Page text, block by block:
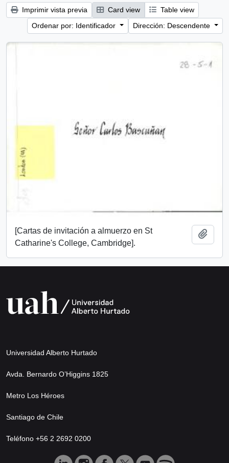
Imprimir vista previa Card view
Table view
Ordenar por: Identificador
Dirección: Descendente
[Cartas de invitación a almuerzo en St
Catharine's College, Cambridge].
Universidad Alberto Hurtado
Avda. Bernardo O’Higgins 1825
Metro Los Héroes
Santiago de Chile
Teléfono +56 2 2692 0200